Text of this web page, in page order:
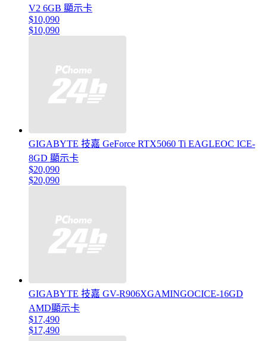
V2 6GB 顯示卡
$10,090
$10,090
GIGABYTE 技嘉 GeForce RTX5060 Ti EAGLEOC ICE-
8GD 顯示卡
$20,090
$20,090
GIGABYTE 技嘉 GV-R906XGAMINGOCICE-16GD
AMD顯示卡
$17,490
$17,490